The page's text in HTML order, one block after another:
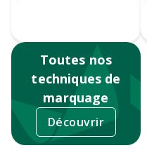
Toutes nos
techniques de
marquage
Découvrir